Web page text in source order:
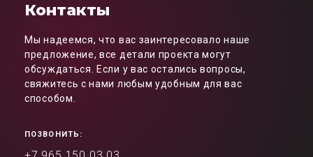
Контакты
Мы надеемся, что вас заинтересовало наше
предложение, все детали проекта могут
обсуждаться. Если у вас остались вопросы,
свяжитесь с нами любым удобным для вас
способом.
ПОЗВОНИТЬ: